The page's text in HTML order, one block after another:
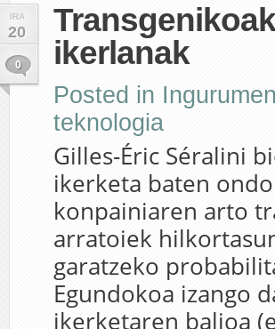
IRA
20
0
ikerlanak
Posted in
teknologia
Gilles-Éric Séralini
ikerketa baten
konpainiaren arto
arratoiek
garatzeko
Egundokoa izango
ikerketaren balioa